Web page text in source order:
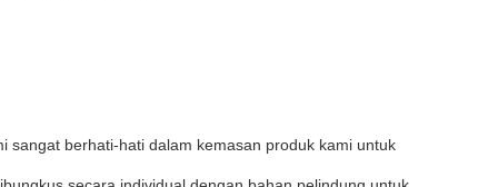
sangat berhati-hati dalam kemasan produk kami untuk